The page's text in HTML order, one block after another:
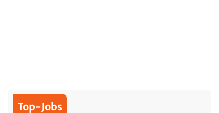
Top-Jobs